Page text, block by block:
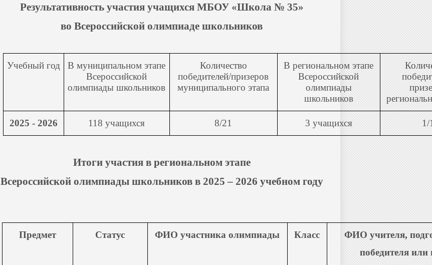
Результативность участия учащихся МБОУ «Школа № 35»
во Всероссийской олимпиаде школьников
Учебный год
В муниципальном этапе
Всероссийской
олимпиады школьников
Количество
победителей/призеров
муниципального этапа
В региональном этапе
Всероссийской
олимпиады
школьников
2025 - 2026 118 учащихся 8/21 3 учащихся 1/
Итоги участия в региональном этапе
Всероссийской олимпиады школьников в 2025 – 2026 учебном году
Предмет Статус ФИО участника олимпиады Класс
ФИО учителя,
победителя или